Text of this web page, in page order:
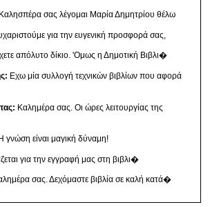
Καλησπέρα σας λέγομαι Μαρία Δημητρίου θέλω
για την ευγενική προσφορά σας,
απόλυτο δίκιο. 'Ομως η Δημοτική Βιβλι�
Εχω μία συλλογή τεχνικών βιβλίων που αφορά
Καλημέρα σας. Οι ώρες λειτουργίας της
Η γνώση είναι μαγική δύναμη!
για την εγγραφή μας στη βιβλι�
σας. Δεχόμαστε βιβλία σε καλή κατά�